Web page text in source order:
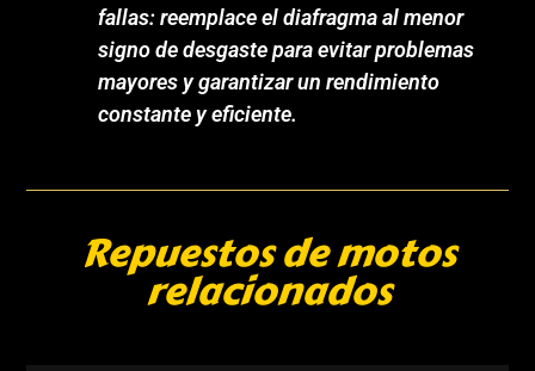
fallas: reemplace el diafragma al menor
signo de desgaste para evitar problemas
mayores y garantizar un rendimiento
constante y eficiente.
Repuestos de motos
relacionados